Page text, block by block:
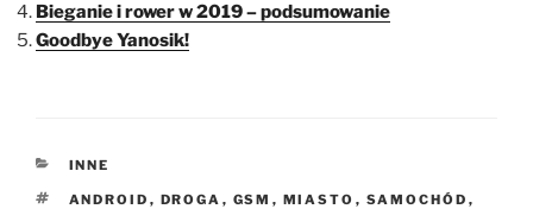
Bieganie i rower w 2019 – podsumowanie
Goodbye Yanosik!
KATEGORIE
INNE
TAGI
ANDROID , DROGA , GSM , MIASTO , SAMOCHÓD ,